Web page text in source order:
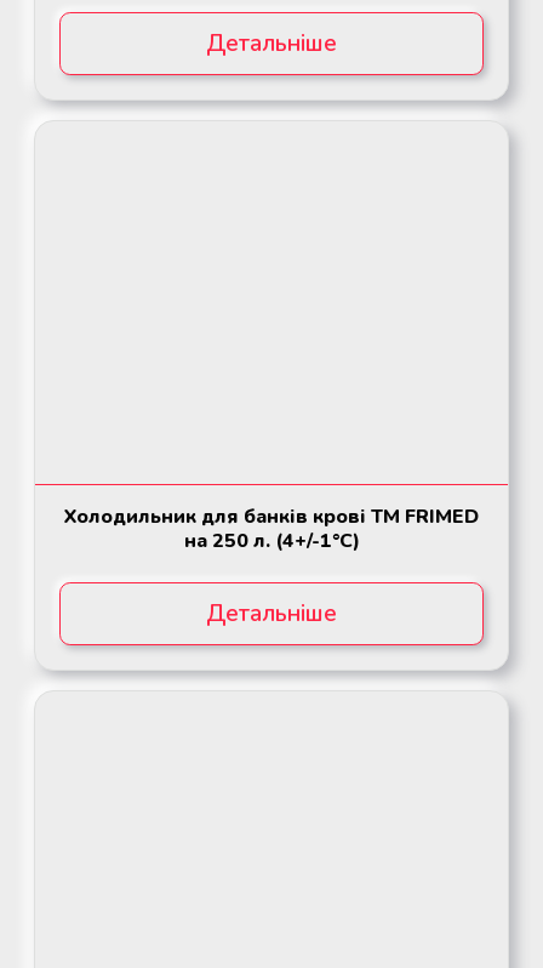
Детальніше
Холодильник для банків крові ТМ FRIMED
на 250 л. (4+/-1°C)
Детальніше